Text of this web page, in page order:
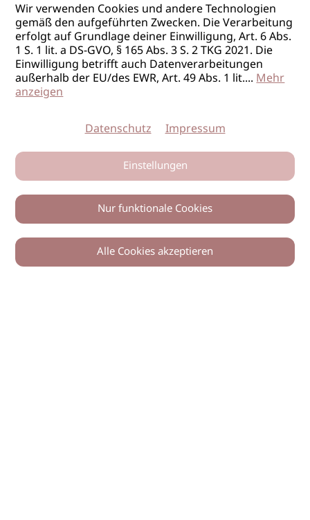
Wir verwenden Cookies und andere Technologien
gemäß den aufgeführten Zwecken. Die Verarbeitung
erfolgt auf Grundlage deiner Einwilligung, Art. 6 Abs.
1 S. 1 lit. a DS-GVO, § 165 Abs. 3 S. 2 TKG 2021. Die
Einwilligung betrifft auch Datenverarbeitungen
außerhalb der EU/des EWR, Art. 49 Abs. 1 lit....Mehr
anzeigen
Datenschutz Impressum
Einstellungen
Nur funktionale Cookies
Alle Cookies akzeptieren